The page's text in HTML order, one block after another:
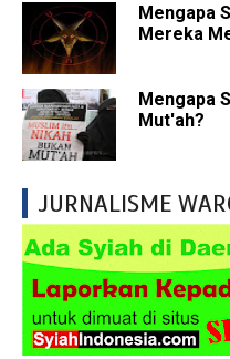
Mengapa
Mereka
Mengapa
Mut'ah?
JURNALISME